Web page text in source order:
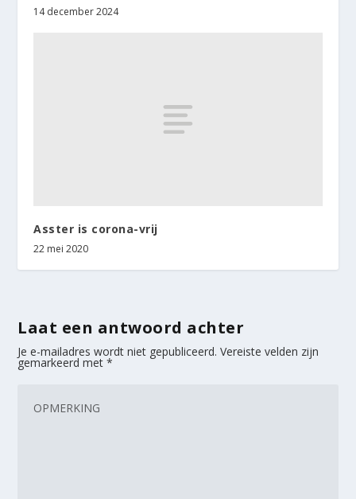
14 december 2024
Asster is corona-vrij
22 mei 2020
Laat een antwoord achter
Je e-mailadres wordt niet gepubliceerd. Vereiste velden zijn
gemarkeerd met*